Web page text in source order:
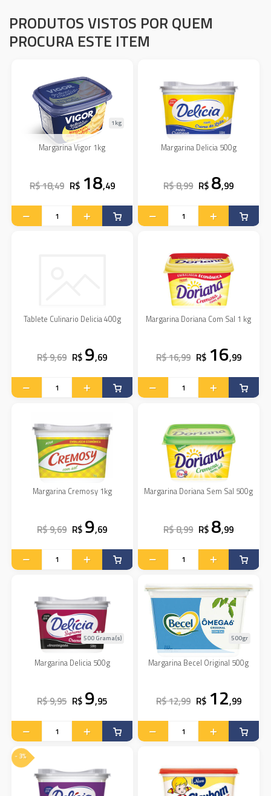
PRODUTOS VISTOS POR QUEM
PROCURA ESTE ITEM
Margarina Vigor 1kg
1kg
R$ 18,49 R$ 18,49
Margarina Delicia 500g
R$ 8,99 R$ 8,99
Tablete Culinario Delicia 400g
R$ 9,69 R$ 9,69
Margarina Doriana Com Sal 1 kg
R$ 16,99 R$ 16,99
Margarina Cremosy 1kg
R$ 9,69 R$ 9,69
Margarina Doriana Sem Sal 500g
R$ 8,99 R$ 8,99
Margarina Delicia 500g
500 Grama(s)
R$ 9,95 R$ 9,95
Margarina Becel Original 500g
500gr
R$ 12,99 R$ 12,99
- 3%